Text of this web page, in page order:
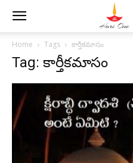
Home Tags కార్తీకమాసం
Tag: కార్తీకమాసం